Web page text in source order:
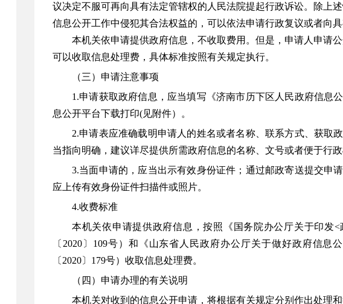
议决定不服可再向具有法定管辖权的人民法院提起行政诉讼。除上
信息公开工作中侵犯其合法权益的，可以依法申请行政复议或者向
本机关依申请提供政府信息，不收取费用。但是，申请人申请
可以收取信息处理费，具体标准按照有关规定执行。
（三）申请注意事项
1.申请获取政府信息，应当填写《济南市历下区人民政府信息
息公开平台下载打印(见附件）。
2.申请表应准确载明申请人的姓名或者名称、联系方式、获取
当指向明确，建议详尽提供所需政府信息的名称、文号或者便于行
3.当面申请的，应当出示有效身份证件；通过邮政寄送提交申
应上传有效身份证件扫描件或照片。
4.收费标准
本机关依申请提供政府信息，按照《国务院办公厅关于印发
〔2020〕109号）和《山东省人民政府办公厅关于做好政府信
〔2020〕179号）收取信息处理费。
（四）申请办理的有关说明
本机关对收到的信息公开申请，将根据有关规定分别作出处理和